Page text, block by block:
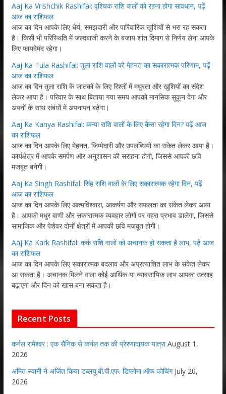
Aaj Ka Vrishchik Rashifal: वृश्चिक राशि वालों को रहना होगा सावधान, पढ़ें
आज का राशिफल
आज का दिन आपके लिए धैर्य, समझदारी और पारिवारिक खुशियों से भरा रह सकता
है। किसी भी परिस्थिति में जल्दबाजी करने के बजाय शांत दिमाग से निर्णय लेना आपके
लिए फायदेमंद रहेगा।
Aaj Ka Tula Rashifal: तुला राशि वालों को मेहनत का सकारात्मक परिणाम, पढ़ें
आज का राशिफल
आज का दिन तुला राशि के जातकों के लिए रिश्तों में मधुरता और खुशियों का संदेश
लेकर आया है। परिवार के साथ बिताया गया समय आपको मानसिक सुकून देगा और
अपनों के साथ संबंधों में अपनापन बढ़ेगा।
Aaj Ka Kanya Rashifal: कन्या राशि वालों के लिए कैसा रहेगा दिन? पढ़ें आज
का राशिफल
आज का दिन आपके लिए मेहनत, जिम्मेदारी और उपलब्धियों का संकेत लेकर आया है।
कार्यक्षेत्र में आपके समर्पण और अनुशासन की सराहना होगी, जिससे आपकी छवि
मजबूत बनेगी।
Aaj Ka Singh Rashifal: सिंह राशि वालों के लिए सकारात्मक रहेगा दिन, पढ़ें
आज का राशिफल
आज का दिन आपके लिए आत्मविश्वास, आकर्षण और सफलता का संकेत लेकर आया
है। आपकी मधुर वाणी और सकारात्मक व्यवहार लोगों पर गहरा प्रभाव डालेगा, जिससे
सामाजिक और पेशेवर दोनों क्षेत्रों में आपकी छवि मजबूत होगी।
Aaj Ka Kark Rashifal: कर्क राशि वालों को अचानक हो सकता है लाभ, पढ़ें आज
का राशिफल
आज का दिन आपके लिए सकारात्मक बदलाव और अप्रत्याशित लाभ के संकेत लेकर
आ सकता है। अचानक मिलने वाला कोई आर्थिक या व्यावसायिक लाभ आपका उत्साह
बढ़ाएगा और दिन को खास बना सकता है।
Recent Posts
कर्नल रामेश्वर : एक सैनिक से कर्नल तक की प्रेरणादायक यात्रा August 1,
2026
अमित स्वामी ने अर्जित किया डब्लयू.बी.पी.एफ. डिप्लोमा ऑफ कोचिंग July 20,
2026